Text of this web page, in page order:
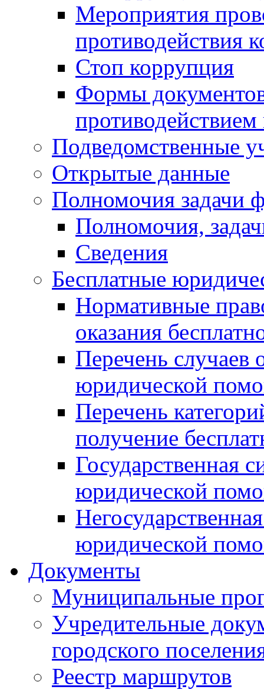
Мероприятия
противодействия
Стоп коррупция
Формы
Подведомственные
Открытые данные
Полномочия задачи
Полномочия,
Сведения
Бесплатные
Нормативные
оказания
Перечень случаев
юридической
Перечень
получение
Государственная
юридической
юридической
Документы
Муниципальные
Учредительные
городского
Реестр маршрутов